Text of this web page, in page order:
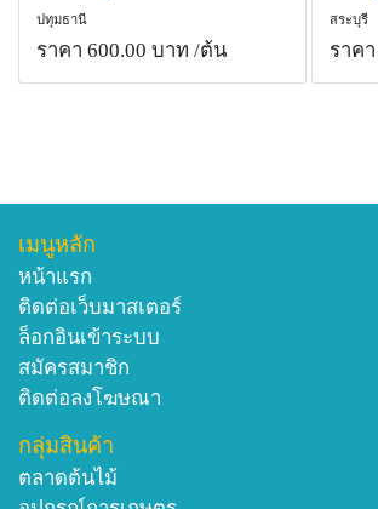
ปทุมธานี
ราคา 600.00 บาท /ต้น
สระบุรี
ราค
เมนูหลัก
หน้าแรก
ติดต่อเว็บมาสเตอร์
ล็อกอินเข้าระบบ
สมัครสมาชิก
ติดต่อลงโฆษณา
กลุ่มสินค้า
ตลาดต้นไม้